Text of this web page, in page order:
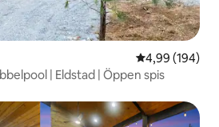
4,99 av 5 i
4,99 (194)
| Eldstad | Öppen spis